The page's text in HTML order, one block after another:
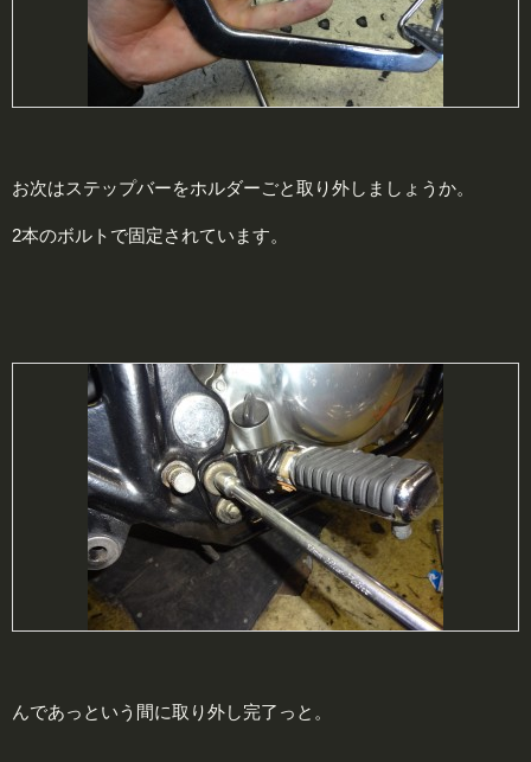
お次はステップバーをホルダーごと取り外しましょうか。
2本のボルトで固定されています。
んであっという間に取り外し完了っと。